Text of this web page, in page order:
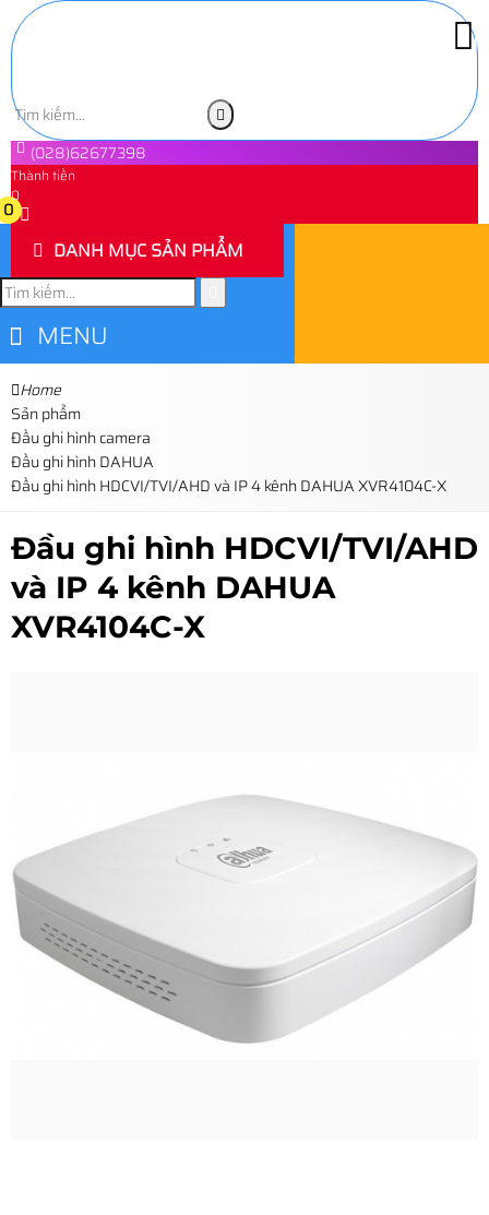
(028)62677398
Thành tiền
0
0
DANH MỤC SẢN PHẨM
MENU
Home
Sản phẩm
Đầu ghi hình camera
Đầu ghi hình DAHUA
Đầu ghi hình HDCVI/TVI/AHD và IP 4 kênh DAHUA XVR4104C-X
Đầu ghi hình HDCVI/TVI/AHD
và IP 4 kênh DAHUA
XVR4104C-X